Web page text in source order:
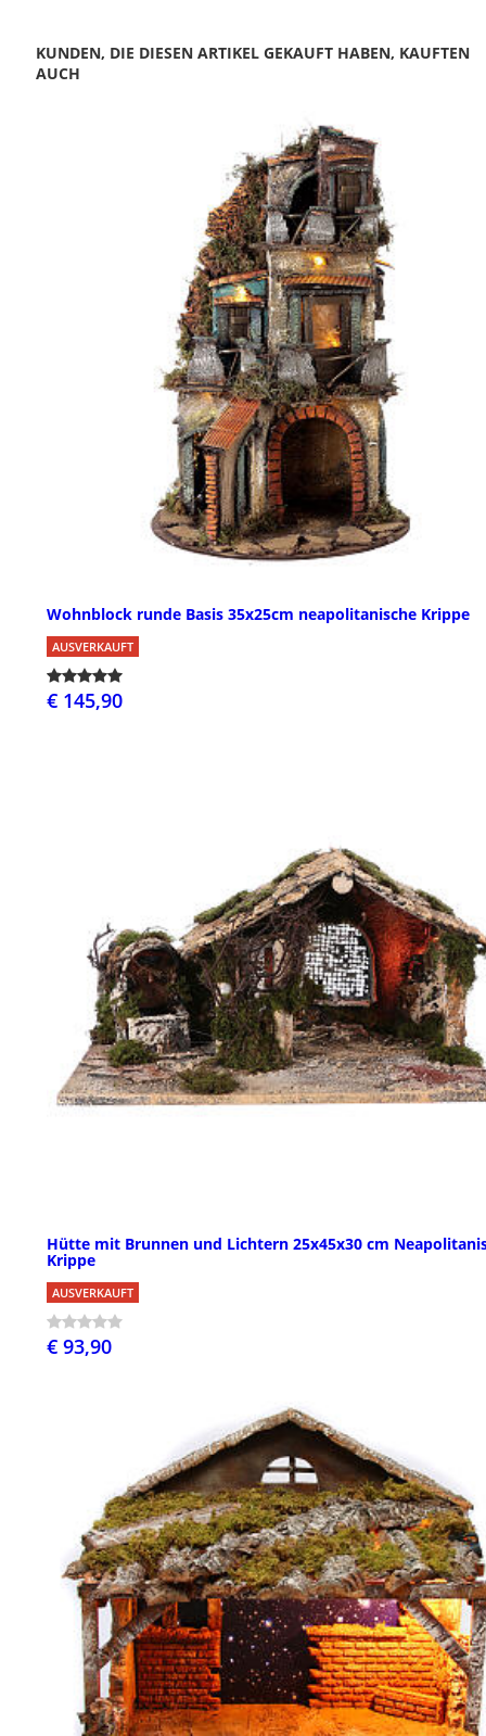
KUNDEN, DIE DIESEN ARTIKEL GEKAUFT HABEN, KAUFTEN
AUCH
Wohnblock runde Basis 35x25cm neapolitanische Krippe
AUSVERKAUFT
€ 145,90
Hütte mit Brunnen und Lichtern 25x45x30 cm
Krippe
AUSVERKAUFT
€ 93,90